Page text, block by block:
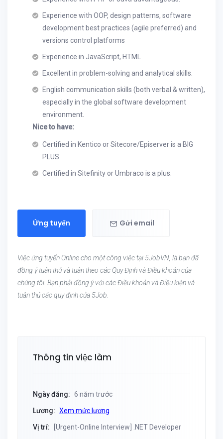
Experience with OOP, design patterns, software
development best practices (agile preferred) and
versions control platforms
Experience in JavaScript, HTML
Excellent in problem-solving and analytical skills.
English communication skills (both verbal & written),
especially in the global software development
environment.
Nice to have:
Certified in Kentico or Sitecore/Episerver is a BIG
PLUS.
Certified in Sitefinity or Umbraco is a plus.
Ứng tuyển Gửi email
Việc ứng tuyển Online cho một công việc tại 5JobVN, là bạn đã
đồng ý tuân thủ và tuân theo các Quy Định và Điều khoản của
chúng tôi. Bạn phải đồng ý với các Điều khoản và Điều kiện và
tuân thủ các quy định của 5Job.
Thông tin việc làm
Ngày đăng: 6 năm trước
Lương: Xem mức lương
Vị trí: [Urgent-Online Interview] .NET Developer